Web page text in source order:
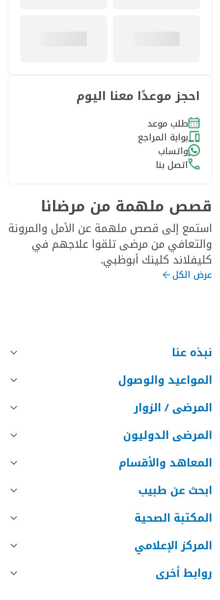
احجز موعدًا معنا اليوم
طلب موعد
بوابة المراجع
واتساب
اتصل بنا
قصص ملهمة من مرضانا
استمع إلى قصص ملهمة عن الأمل والمرونة
والتعافي من مرضى تلقوا علاجهم في
كليفلاند كلينك أبوظبي.
عرض الكل
نبذه عنا
المواعيد والوصول
المرضى / الزوار
المرضى الدوليون
المعاهد والأقسام
ابحث عن طبيب
المكتبة الصحية
المركز الإعلامي
روابط أخرى